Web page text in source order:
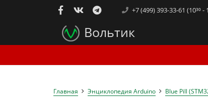
+7 (499) 393-33-61 (10³⁰ -
Вольтик
Главная Энциклопедия Arduino Blue Pill